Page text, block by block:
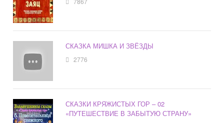
СКАЗКА МИШКА И ЗВЁЗДЫ
2776
СКАЗКИ КРЯЖИСТЫХ ГОР – 02
«ПУТЕШЕСТВИЕ В ЗАБЫТУЮ СТРАНУ»